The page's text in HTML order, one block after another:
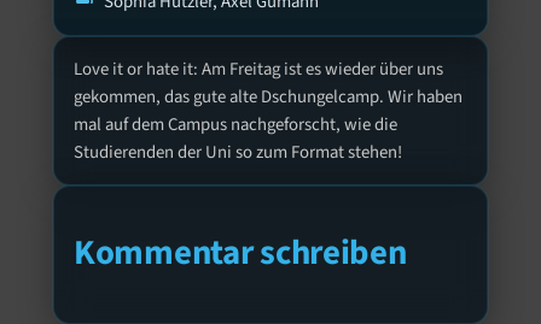
Love it or hate it: Am Freitag ist es wieder über uns
gekommen, das gute alte Dschungelcamp. Wir haben
mal auf dem Campus nachgeforscht, wie die
Studierenden der Uni so zum Format stehen!
Kommentar schreiben